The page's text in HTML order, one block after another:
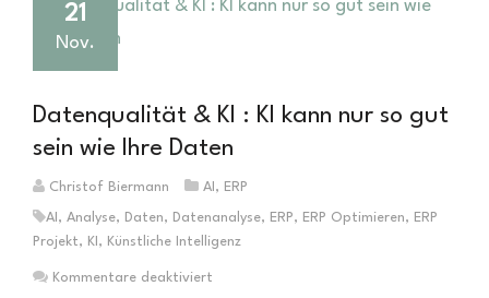
21
Nov.
Datenqualität & KI : KI kann nur so gut
sein wie Ihre Daten
Christof Biermann AI , ERP
AI , Analyse, Daten, Datenanalyse, ERP, ERP Optimieren, ERP
Projekt, KI , Künstliche Intelligenz
Kommentare deaktiviert